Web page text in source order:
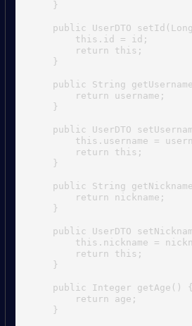
    }
public UserDTO
        this.id = id;
        return this;
    }
public String
        return username;
    }
public UserDTO
this.username =
        return this;
    }
public String
        return nickname;
    }
public UserDTO
this.nickname =
        return this;
    }
    public Integer getAge() {
        return age;
    }